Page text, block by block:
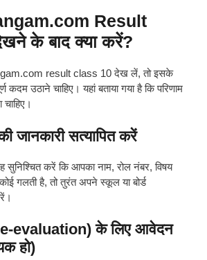
Result
के बाद क्या करें?
result class 10 देख लें, तो इसके
कदम उठाने चाहिए। यहां बताया गया है कि परिणाम
जानकारी सत्यापित करें
सुनिश्चित करें कि आपका नाम, रोल नंबर, विषय
गलती है, तो तुरंत अपने स्कूल या बोर्ड
evaluation) के लिए आवेदन
हो)